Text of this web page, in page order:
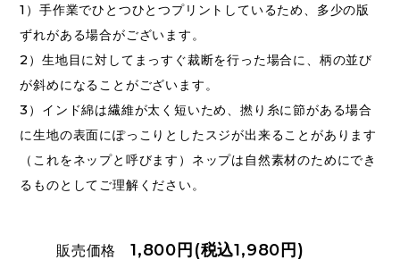
1）手作業でひとつひとつプリントしているため、多少の版
ずれがある場合がございます。
2）生地目に対してまっすぐ裁断を行った場合に、柄の並び
が斜めになることがございます。
3）インド綿は繊維が太く短いため、撚り糸に節がある場合
に生地の表面にぽっこりとしたスジが出来ることがあります
（これをネップと呼びます）ネップは自然素材のためにでき
るものとしてご理解ください。
販売価格 1,800円(税込1,980円)